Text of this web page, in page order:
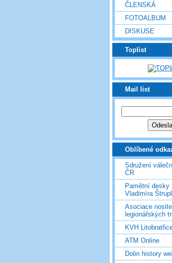
ČLENSKÁ
FOTOALBUM
DISKUSE
Toplist
Mail list
Oblíbené
Sdružení
ČR
Pamětní desky
Vladimíra
Asociace
legionářských
KVH
ATM Online
Dolin history